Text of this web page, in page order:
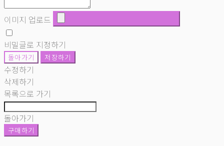
이미지 업로드
비밀글로 지정하기
돌아가기 저장하기
수정하기
삭제하기
목록으로 가기
돌아가기
구매하기